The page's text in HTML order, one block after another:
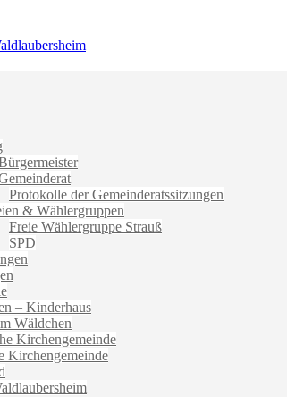
Protokolle der Gemeinderatssitzungen
& Wählergruppen
Freie Wählergruppe Strauß
SPD
– Kinderhaus
Wäldchen
Kirchengemeinde
Kirchengemeinde